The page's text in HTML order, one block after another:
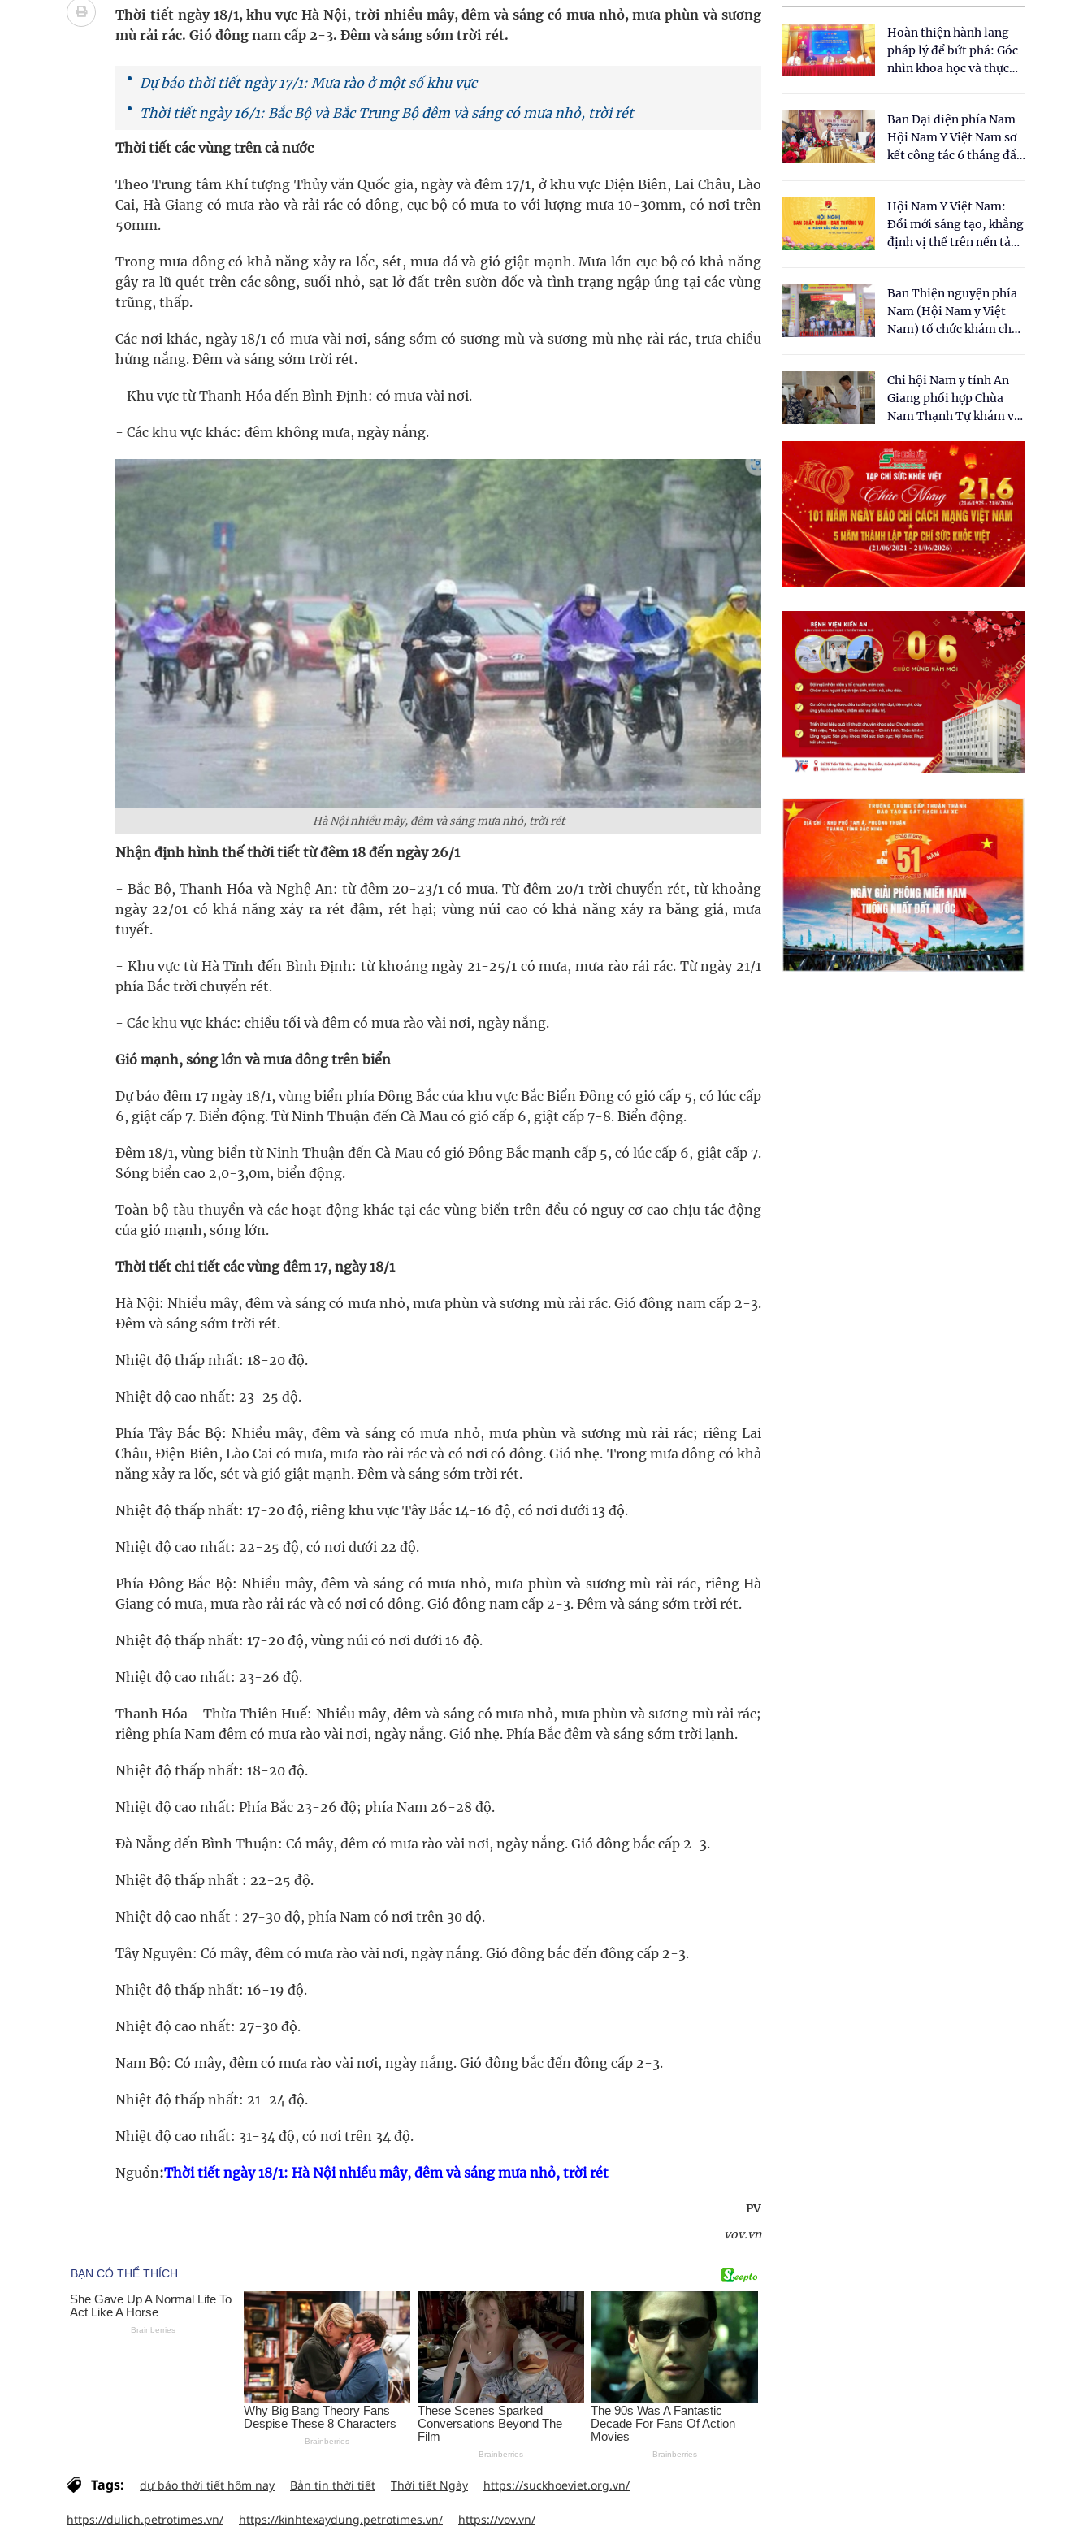
Tác Dụng Chống Kết Tập Tiểu Cầu Và Chống Đông Máu Của Các Loài Nhân Sâm (Panax Spp.): Tổng
Quan Bằng Chứng Dược Lý Và Cơ Chế Phân Tử
Xây dựng bản đồ mạng lưới cấp cứu ngoại viện toàn quốc
"Nền kinh tế bạc" có thể trở thành động lực tăng trưởng mới của Việt Nam
Quảng Trị: Phát huy vai trò của chính quyền địa phương hai cấp trong quản lý hoạt động nha khoa,
bảo vệ sức khỏe Nhân dân
Thời tiết ngày 18/1, khu vực Hà Nội, trời nhiều mây, đêm và sáng có mưa nhỏ, mưa phùn và sương
mù rải rác. Gió đông nam cấp 2-3. Đêm và sáng sớm trời rét.
Dự báo thời tiết ngày 17/1: Mưa rào ở một số khu vực
Thời tiết ngày 16/1: Bắc Bộ và Bắc Trung Bộ đêm và sáng có mưa nhỏ, trời rét
Thời tiết các vùng trên cả nước
Theo Trung tâm Khí tượng Thủy văn Quốc gia, ngày và đêm 17/1, ở khu vực Điện Biên, Lai Châu, Lào
Cai, Hà Giang có mưa rào và rải rác có dông, cục bộ có mưa to với lượng mưa 10-30mm, có nơi trên
50mm.
Trong mưa dông có khả năng xảy ra lốc, sét, mưa đá và gió giật mạnh. Mưa lớn cục bộ có khả năng
gây ra lũ quét trên các sông, suối nhỏ, sạt lở đất trên sườn dốc và tình trạng ngập úng tại các vùng
trũng, thấp.
Các nơi khác, ngày 18/1 có mưa vài nơi, sáng sớm có sương mù và sương mù nhẹ rải rác, trưa chiều
hửng nắng. Đêm và sáng sớm trời rét.
- Khu vực từ Thanh Hóa đến Bình Định: có mưa vài nơi.
- Các khu vực khác: đêm không mưa, ngày nắng.
Hà Nội nhiều mây, đêm và sáng mưa nhỏ, trời rét
Nhận định hình thế thời tiết từ đêm 18 đến ngày 26/1
- Bắc Bộ, Thanh Hóa và Nghệ An: từ đêm 20-23/1 có mưa. Từ đêm 20/1 trời chuyển rét, từ khoảng
ngày 22/01 có khả năng xảy ra rét đậm, rét hại; vùng núi cao có khả năng xảy ra băng giá, mưa
tuyết.
- Khu vực từ Hà Tĩnh đến Bình Định: từ khoảng ngày 21-25/1 có mưa, mưa rào rải rác. Từ ngày 21/1
phía Bắc trời chuyển rét.
- Các khu vực khác: chiều tối và đêm có mưa rào vài nơi, ngày nắng.
Gió mạnh, sóng lớn và mưa dông trên biển
Dự báo đêm 17 ngày 18/1, vùng biển phía Đông Bắc của khu vực Bắc Biển Đông có gió cấp 5, có lúc cấp
6, giật cấp 7. Biển động. Từ Ninh Thuận đến Cà Mau có gió cấp 6, giật cấp 7-8. Biển động.
Đêm 18/1, vùng biển từ Ninh Thuận đến Cà Mau có gió Đông Bắc mạnh cấp 5, có lúc cấp 6, giật cấp 7.
Sóng biển cao 2,0-3,0m, biển động.
Toàn bộ tàu thuyền và các hoạt động khác tại các vùng biển trên đều có nguy cơ cao chịu tác động
của gió mạnh, sóng lớn.
Thời tiết chi tiết các vùng đêm 17, ngày 18/1
Hà Nội: Nhiều mây, đêm và sáng có mưa nhỏ, mưa phùn và sương mù rải rác. Gió đông nam cấp 2-3.
Đêm và sáng sớm trời rét.
Nhiệt độ thấp nhất: 18-20 độ.
Nhiệt độ cao nhất: 23-25 độ.
Phía Tây Bắc Bộ: Nhiều mây, đêm và sáng có mưa nhỏ, mưa phùn và sương mù rải rác; riêng Lai
Châu, Điện Biên, Lào Cai có mưa, mưa rào rải rác và có nơi có dông. Gió nhẹ. Trong mưa dông có khả
năng xảy ra lốc, sét và gió giật mạnh. Đêm và sáng sớm trời rét.
Nhiệt độ thấp nhất: 17-20 độ, riêng khu vực Tây Bắc 14-16 độ, có nơi dưới 13 độ.
Nhiệt độ cao nhất: 22-25 độ, có nơi dưới 22 độ.
Phía Đông Bắc Bộ: Nhiều mây, đêm và sáng có mưa nhỏ, mưa phùn và sương mù rải rác, riêng Hà
Giang có mưa, mưa rào rải rác và có nơi có dông. Gió đông nam cấp 2-3. Đêm và sáng sớm trời rét.
Nhiệt độ thấp nhất: 17-20 độ, vùng núi có nơi dưới 16 độ.
Nhiệt độ cao nhất: 23-26 độ.
Thanh Hóa - Thừa Thiên Huế: Nhiều mây, đêm và sáng có mưa nhỏ, mưa phùn và sương mù rải rác;
riêng phía Nam đêm có mưa rào vài nơi, ngày nắng. Gió nhẹ. Phía Bắc đêm và sáng sớm trời lạnh.
Nhiệt độ thấp nhất: 18-20 độ.
Nhiệt độ cao nhất: Phía Bắc 23-26 độ; phía Nam 26-28 độ.
Đà Nẵng đến Bình Thuận: Có mây, đêm có mưa rào vài nơi, ngày nắng. Gió đông bắc cấp 2-3.
Nhiệt độ thấp nhất : 22-25 độ.
Nhiệt độ cao nhất : 27-30 độ, phía Nam có nơi trên 30 độ.
Tây Nguyên: Có mây, đêm có mưa rào vài nơi, ngày nắng. Gió đông bắc đến đông cấp 2-3.
Nhiệt độ thấp nhất: 16-19 độ.
Nhiệt độ cao nhất: 27-30 độ.
Nam Bộ: Có mây, đêm có mưa rào vài nơi, ngày nắng. Gió đông bắc đến đông cấp 2-3.
Nhiệt độ thấp nhất: 21-24 độ.
Nhiệt độ cao nhất: 31-34 độ, có nơi trên 34 độ.
Nguồn:Thời tiết ngày 18/1: Hà Nội nhiều mây, đêm và sáng mưa nhỏ, trời rét
PV
vov.vn
Tags: dự báo thời tiết hôm nay Bản tin thời tiết Thời tiết Ngày https://suckhoeviet.org.vn/
https://dulich.petrotimes.vn/ https://kinhtexaydung.petrotimes.vn/ https://vov.vn/
Hoàn thiện hành lang
pháp lý để bứt phá: Góc
nhìn khoa học và thực
cho Luật Y dược cổ
truyền Việt Nam"
Ban Đại diện phía Nam
Hội Nam Y Việt Nam sơ
kết công tác 6 tháng đầu
Hội Nam Y Việt Nam:
Đổi mới sáng tạo, khẳng
định vị thế trên nền tảng
Ban Thiện nguyện phía
Nam (Hội Nam y Việt
Nam) tổ chức khám chữa
dân tại xã Tân Tập
Chi hội Nam y tỉnh An
Giang phối hợp Chùa
Nam Thạnh Tự khám và
nhân dân